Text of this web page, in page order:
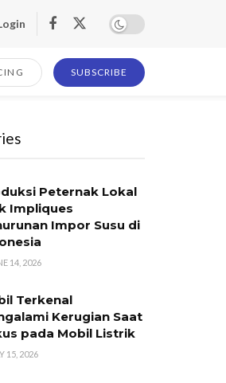
SUBSCRIBE
Peternak Lokal
Impliques
Impor Susu di
14, 2026
Terkenal
Kerugian Saat
pada Mobil Listrik
15, 2026